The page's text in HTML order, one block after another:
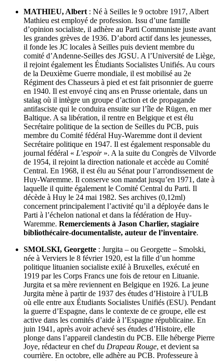
MATHIEU, Albert : Né à Seilles le 9 octobre 1917, Albert
Mathieu est employé de profession. Issu d’une famille
d’opinion socialiste, il adhère au Parti Communiste juste avant
les grandes grèves de 1936. D’abord actif dans les jeunesses,
il fonde les JC locales à Seilles puis devient membre du
comité d’Andenne-Seilles des JGSU. A l’Université de Liège,
il rejoint également les Étudiants Socialistes Unifiés. Au cours
de la Deuxième Guerre mondiale, il est mobilisé au 2e
Régiment des Chasseurs à pied et est fait prisonnier de guerre
en 1940. Il est envoyé cinq ans en Prusse orientale, dans un
stalag où il intègre un groupe d’action et de propagande
antifasciste qui le conduira ensuite sur l’île de Rügen, en mer
Baltique. A sa libération, il rentre en Belgique et est élu
Secrétaire politique de la section de Seilles du PCB, puis
membre du Comité fédéral Huy-Waremme dont il devient
Secrétaire politique en 1947. Il est également responsable du
journal fédéral « L’espoir». A la suite du Congrès de Vilvorde
de 1954, il rejoint la direction nationale et accède au Comité
Central. En 1968, il est élu au Sénat pour l’arrondissement de
Huy-Waremme. Il conserve son mandat jusqu’en 1971, date à
laquelle il quitte également le Comité Central du Parti. Il
décède à Huy le 24 mai 1982. Ses archives (0,12ml)
concernent principalement l’activité qu’il a déployée dans le
Parti à l’échelon national et dans la fédération de Huy-
Waremme. Remerciements à Jason Charlier, stagiaire
bibliothécaire-documentaliste, auteur de l’inventaire.
SMOLSKI, Georgette : Jurgita – ou Georgette – Smolski,
née à Verviers le 8 février 1920, est la fille d’un homme
politique lituanien socialiste exilé à Bruxelles, exécuté en
1919 par les Corps Francs une fois de retour en Lituanie.
Jurgita et sa mère reviennent en Belgique en 1926. La jeune
Jurgita mène à partir de 1937 des études d’Histoire à l’ULB
où elle entre aux Étudiants Socialistes Unifiés (ESU). Pendant
la guerre d’Espagne, dans le contexte de ce groupe, elle est
active dans les comités d’aide à l’Espagne républicaine. En
juin 1941, après avoir achevé ses études d’Histoire, elle
plonge dans l’appareil clandestin du PCB. Elle héberge Pierre
Joye, rédacteur en chef du Drapeau Rouge, et devient sa
courrière. En octobre, elle adhère au PCB. Professeure à